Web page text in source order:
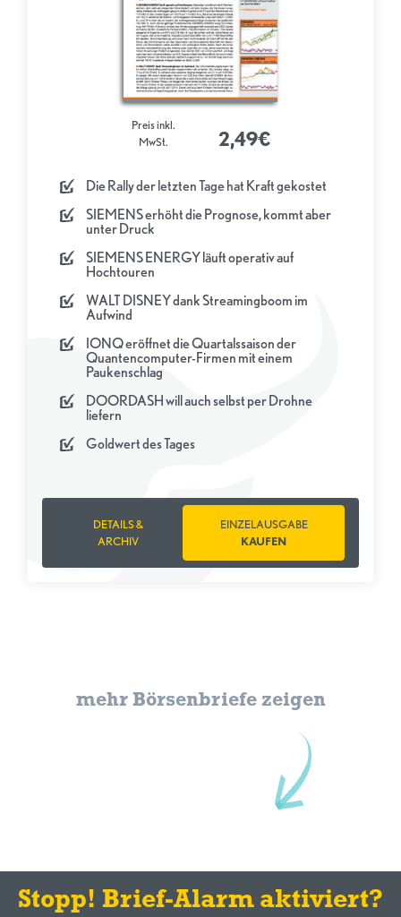
Die Rally der letzten Tage hat Kraft gekostet
SIEMENS erhöht die Prognose, kommt aber
unter Druck
SIEMENS ENERGY läuft operativ auf
Hochtouren
WALT DISNEY dank Streamingboom im
Aufwind
IONQ eröffnet die Quartalssaison der
Quantencomputer-Firmen mit einem
Paukenschlag
DOORDASH will auch selbst per Drohne
liefern
Goldwert des Tages
Preis inkl.
MwSt.
2,49€
DETAILS &
ARCHIV
EINZELAUSGABE
KAUFEN
mehr Börsenbriefe zeigen
Stopp! Brief-Alarm aktiviert?